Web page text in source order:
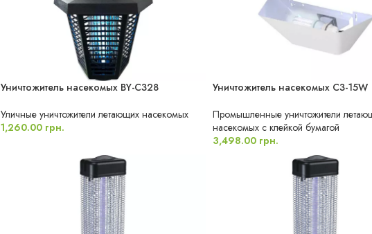
ВЛАГОЗАЩИЩЕННЫЙ
Уничтожитель насекомых BY-C328
Уличные уничтожители летающих насекомых
1,260.00 грн.
Уничтожитель насекомых C3-15W
Промышленные уничтожители
насекомых с клейкой бумагой
3,498.00 грн.